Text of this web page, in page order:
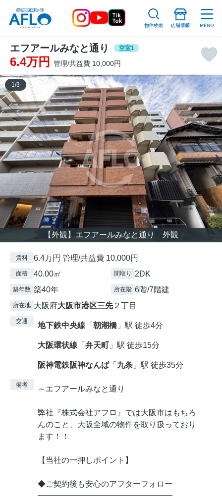
エフアールみなと通り 空室1
6.4万円 管理/共益費 10,000円
【外観】エフアールみなと通り 外観
1 /3
賃料 6.4万円 管理/共益費 10,000円
面積 40.00㎡ 間取り 2DK
築年数 築40年 所在階 6階/7階建
所在地 大阪府大阪市港区三先２丁目
交通 地下鉄中央線 「 朝潮橋」駅 徒歩4分
大阪環状線 「 弁天町 」駅 徒歩15分
阪神電鉄阪神なんば「 九条 」駅 徒歩35分
備考 ～エフアールみなと通り
弊社『株式会社アフロ』では大阪市はもちろ
んのこと、大阪全域の物件を取り扱っており
ます！！
【当社の一押しポイント】
◆ご契約後も安心のアフターフォロー
━━━━━━━━━━━━━━━━━